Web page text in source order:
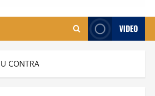
VIDEO
CONTRA